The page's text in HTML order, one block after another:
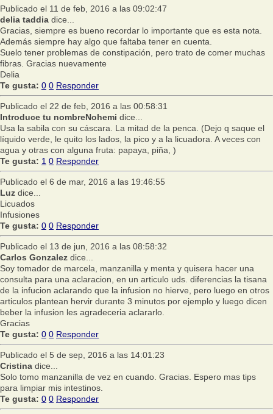
Publicado el 11 de feb, 2016 a las 09:02:47
delia taddia dice...
Gracias, siempre es bueno recordar lo importante que es esta nota.
Además siempre hay algo que faltaba tener en cuenta.
Suelo tener problemas de constipación, pero trato de comer muchas
fibras. Gracias nuevamente
Delia
Te gusta: 0 0 Responder
Publicado el 22 de feb, 2016 a las 00:58:31
Introduce tu nombreNohemi dice...
Usa la sabila con su cáscara. La mitad de la penca. (Dejo q saque el
líquido verde, le quito los lados, la pico y a la licuadora. A veces con
agua y otras con alguna fruta: papaya, piña, )
Te gusta: 1 0 Responder
Publicado el 6 de mar, 2016 a las 19:46:55
Luz dice...
Licuados
Infusiones
Te gusta: 0 0 Responder
Publicado el 13 de jun, 2016 a las 08:58:32
Carlos Gonzalez dice...
Soy tomador de marcela, manzanilla y menta y quisera hacer una
consulta para una aclaracion, en un articulo uds. diferencias la tisana
de la infucion aclarando que la infusion no hierve, pero luego en otros
articulos plantean hervir durante 3 minutos por ejemplo y luego dicen
beber la infusion les agradeceria aclararlo.
Gracias
Te gusta: 0 0 Responder
Publicado el 5 de sep, 2016 a las 14:01:23
Cristina dice...
Solo tomo manzanilla de vez en cuando. Gracias. Espero mas tips
para limpiar mis intestinos.
Te gusta: 0 0 Responder